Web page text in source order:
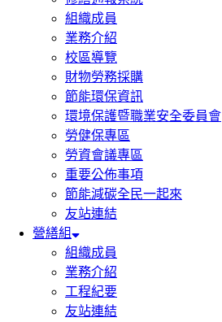
組織成員
業務介紹
校區導覽
財物勞務採購
節能環保資訊
環境保護暨職業安全委員會
勞健保專區
勞資會議專區
重要公佈事項
節能減碳全民一起來
友站連結
營繕組
組織成員
業務介紹
工程紀要
友站連結